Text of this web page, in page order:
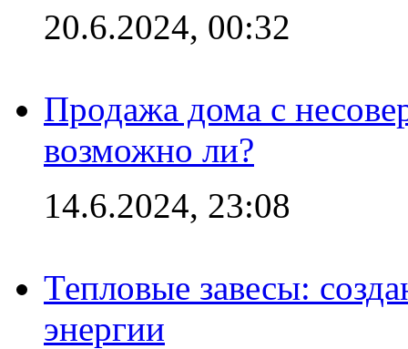
20.6.2024, 00:32
Продажа дома с
возможно ли?
14.6.2024, 23:08
Тепловые завесы:
энергии